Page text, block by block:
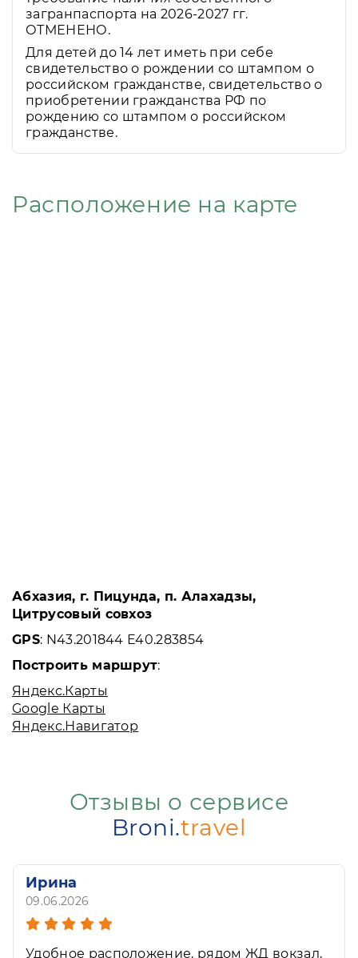
загранпаспорта на 2026-2027 гг.
ОТМЕНЕНО.
Для детей до 14 лет иметь при себе
свидетельство о рождении со штампом о
российском гражданстве, свидетельство о
приобретении гражданства РФ по
рождению со штампом о российском
гражданстве.
Расположение на карте
Абхазия, г. Пицунда, п. Алахадзы,
Цитрусовый совхоз
GPS: N43.201844 E40.283854
Построить маршрут:
Яндекс.Карты
Google Карты
Яндекс.Навигатор
Отзывы о сервисе
Broni.travel
Ирина
09.06.2026
Отдыхали в Астрахани в гостинице дельта.